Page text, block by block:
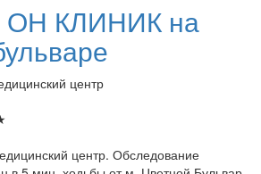
ОН КЛИНИК на
центр
центр. Обследование